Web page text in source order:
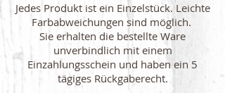
Jedes Produkt ist ein Einzelstück. Leichte
Farbabweichungen sind möglich.
Sie erhalten die bestellte Ware
unverbindlich mit einem
Einzahlungsschein und haben ein 5
tägiges Rückgaberecht.